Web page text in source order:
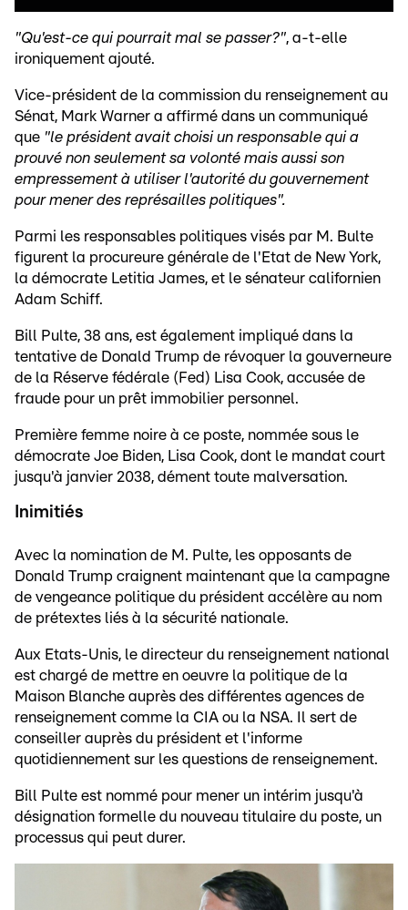
"Qu'est-ce qui pourrait mal se passer?", a-t-elle
ironiquement ajouté.
Vice-président de la commission du renseignement au
Sénat, Mark Warner a affirmé dans un communiqué
que "le président avait choisi un responsable qui a
prouvé non seulement sa volonté mais aussi son
empressement à utiliser l'autorité du gouvernement
pour mener des représailles politiques".
Parmi les responsables politiques visés par M. Bulte
figurent la procureure générale de l'Etat de New York,
la démocrate Letitia James, et le sénateur californien
Adam Schiff.
Bill Pulte, 38 ans, est également impliqué dans la
tentative de Donald Trump de révoquer la gouverneure
de la Réserve fédérale (Fed) Lisa Cook, accusée de
fraude pour un prêt immobilier personnel.
Première femme noire à ce poste, nommée sous le
démocrate Joe Biden, Lisa Cook, dont le mandat court
jusqu'à janvier 2038, dément toute malversation.
Inimitiés
Avec la nomination de M. Pulte, les opposants de
Donald Trump craignent maintenant que la campagne
de vengeance politique du président accélère au nom
de prétextes liés à la sécurité nationale.
Aux Etats-Unis, le directeur du renseignement national
est chargé de mettre en oeuvre la politique de la
Maison Blanche auprès des différentes agences de
renseignement comme la CIA ou la NSA. Il sert de
conseiller auprès du président et l'informe
quotidiennement sur les questions de renseignement.
Bill Pulte est nommé pour mener un intérim jusqu'à
désignation formelle du nouveau titulaire du poste, un
processus qui peut durer.